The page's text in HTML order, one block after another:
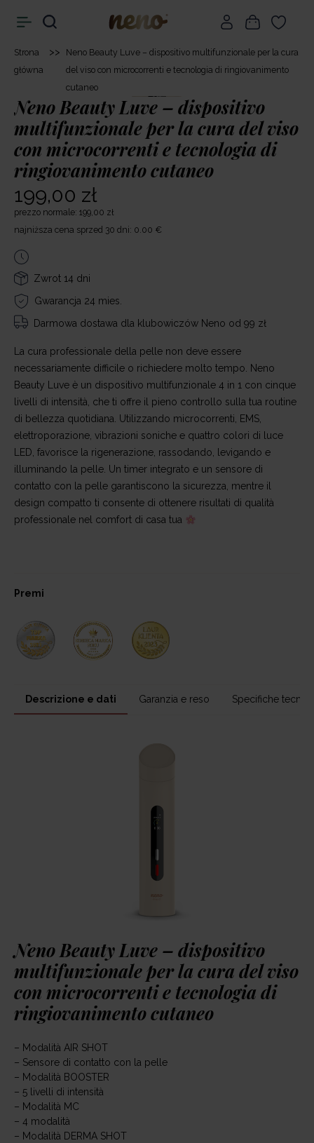
Strona
główna
>>
Neno Beauty Luve – dispositivo multifunzionale per la cura
del viso con microcorrenti e tecnologia di ringiovanimento
cutaneo
Neno Beauty Luve – dispositivo
multifunzionale per la cura del viso
con microcorrenti e tecnologia di
ringiovanimento cutaneo
199,00 zł
prezzo normale: 199,00 zł
najniższa cena sprzed 30 dni: 0.00 €
Zwrot 14 dni
Gwarancja 24 mies.
Darmowa dostawa dla klubowiczów Neno od 99 zł
La cura professionale della pelle non deve essere
necessariamente difficile o richiedere molto tempo. Neno
Beauty Luve è un dispositivo multifunzionale 4 in 1 con cinque
livelli di intensità, che ti offre il pieno controllo sulla tua routine
di bellezza quotidiana. Utilizzando microcorrenti, EMS,
elettroporazione, vibrazioni soniche e quattro colori di luce
LED, favorisce la rigenerazione, rassodando, levigando e
illuminando la pelle. Un timer integrato e un sensore di
contatto con la pelle garantiscono la sicurezza, mentre il
design compatto ti consente di ottenere risultati di qualità
professionale nel comfort di casa tua
Premi
Descrizione e dati Garanzia e reso Specifiche
Neno Beauty Luve – dispositivo
multifunzionale per la cura del viso
con microcorrenti e tecnologia di
ringiovanimento cutaneo
– Modalità AIR SHOT
– Sensore di contatto con la pelle
– Modalità BOOSTER
– 5 livelli di intensità
– Modalità MC
– 4 modalità
– Modalità DERMA SHOT